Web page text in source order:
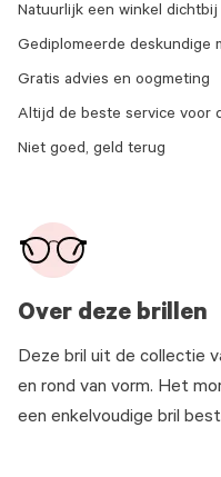
Over deze brillen
Deze bril uit de collectie
en rond van vorm. Het
een enkelvoudige bril
Natuurlijk een winkel dichtbij
Gediplomeerde deskundige
Gratis advies en oogmeting
Altijd de beste service voor
Niet goed, geld terug